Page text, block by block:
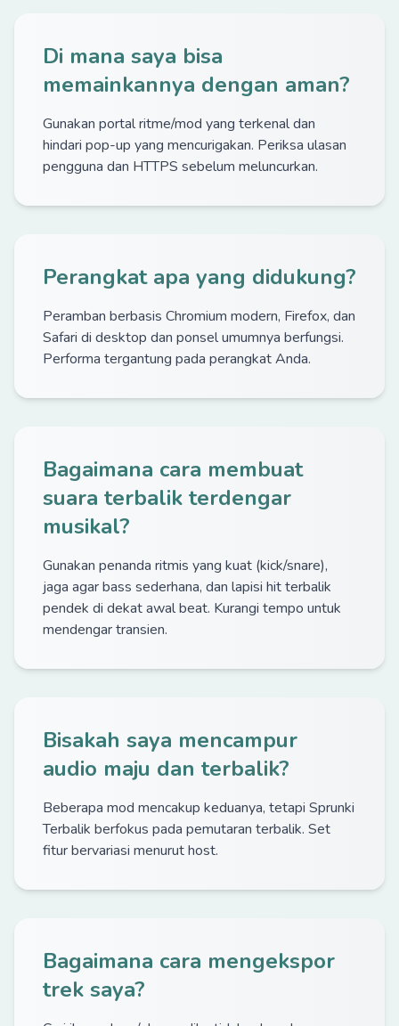
Di mana saya bisa
memainkannya dengan aman?
Gunakan portal ritme/mod yang terkenal dan
hindari pop-up yang mencurigakan. Periksa ulasan
pengguna dan HTTPS sebelum meluncurkan.
Perangkat apa yang didukung?
Peramban berbasis Chromium modern, Firefox, dan
Safari di desktop dan ponsel umumnya berfungsi.
Performa tergantung pada perangkat Anda.
Bagaimana cara membuat
suara terbalik terdengar
musikal?
Gunakan penanda ritmis yang kuat (kick/snare),
jaga agar bass sederhana, dan lapisi hit terbalik
pendek di dekat awal beat. Kurangi tempo untuk
mendengar transien.
Bisakah saya mencampur
audio maju dan terbalik?
Beberapa mod mencakup keduanya, tetapi Sprunki
Terbalik berfokus pada pemutaran terbalik. Set
fitur bervariasi menurut host.
Bagaimana cara mengekspor
trek saya?